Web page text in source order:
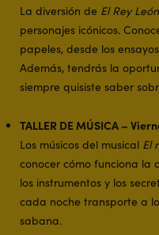
La diversión de El Rey León
personajes icónicos.
papeles, desde los
Además, tendrás la
siempre quisiste saber
TALLER DE MÚSICA –
Los músicos del musical El
conocer cómo funciona la
los instrumentos y los
cada noche transporte a
sabana.